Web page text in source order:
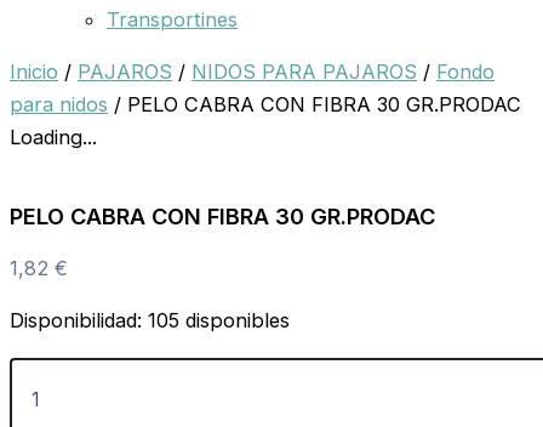
Transportines
Inicio / PAJAROS / NIDOS PARA PAJAROS / Fondo
para nidos / PELO CABRA CON FIBRA 30 GR.PRODAC
Loading...
PELO CABRA CON FIBRA 30 GR.PRODAC
1,82 €
Disponibilidad: 105 disponibles